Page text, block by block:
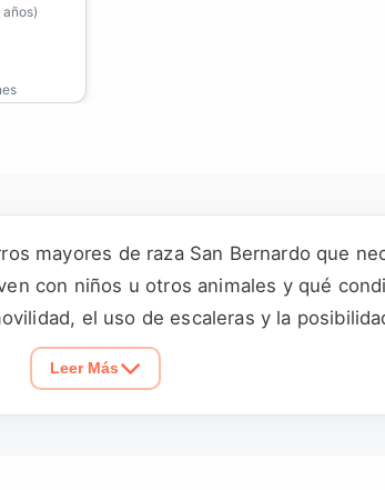
mayores de raza San Bernardo que
con niños u otros animales y qué
el uso de escaleras y la
con el anunciante.
Leer Más